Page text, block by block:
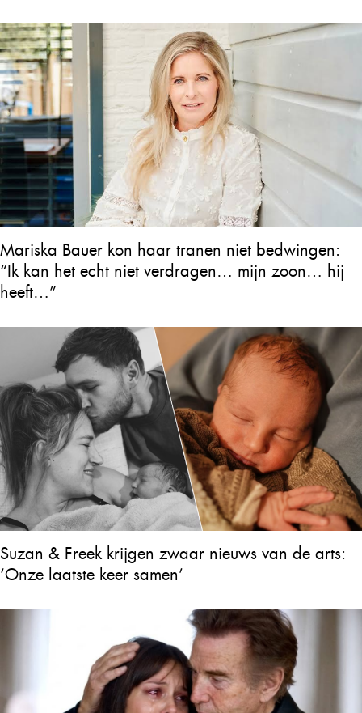
Mariska Bauer kon haar tranen niet bedwingen:
“Ik kan het echt niet verdragen… mijn zoon… hij
heeft…”
Suzan & Freek krijgen zwaar nieuws van de arts:
‘Onze laatste keer samen’